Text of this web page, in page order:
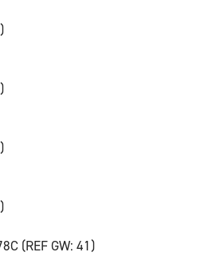
(REF GW: 41)